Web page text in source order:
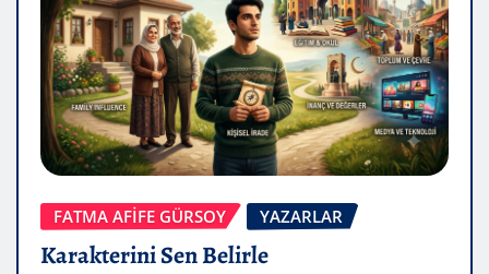
FATMA AFİFE GÜRSOY YAZARLAR
Karakterini Sen Belirle